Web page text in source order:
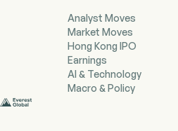
Analyst Moves
Market Moves
Hong Kong IPO
Earnings
AI & Technology
Macro & Policy